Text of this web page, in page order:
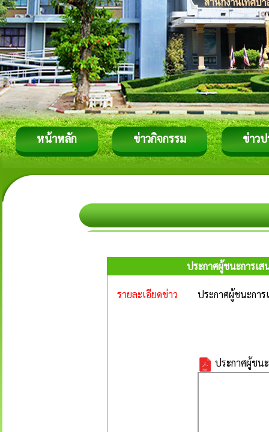
หน้าหลัก ข่าวกิจกรรม ข่าว
ประกาศผู้ชนะการเส
รายละเอียดข่าว ประกาศผู้ชนะการ
ประกาศผู้ชน